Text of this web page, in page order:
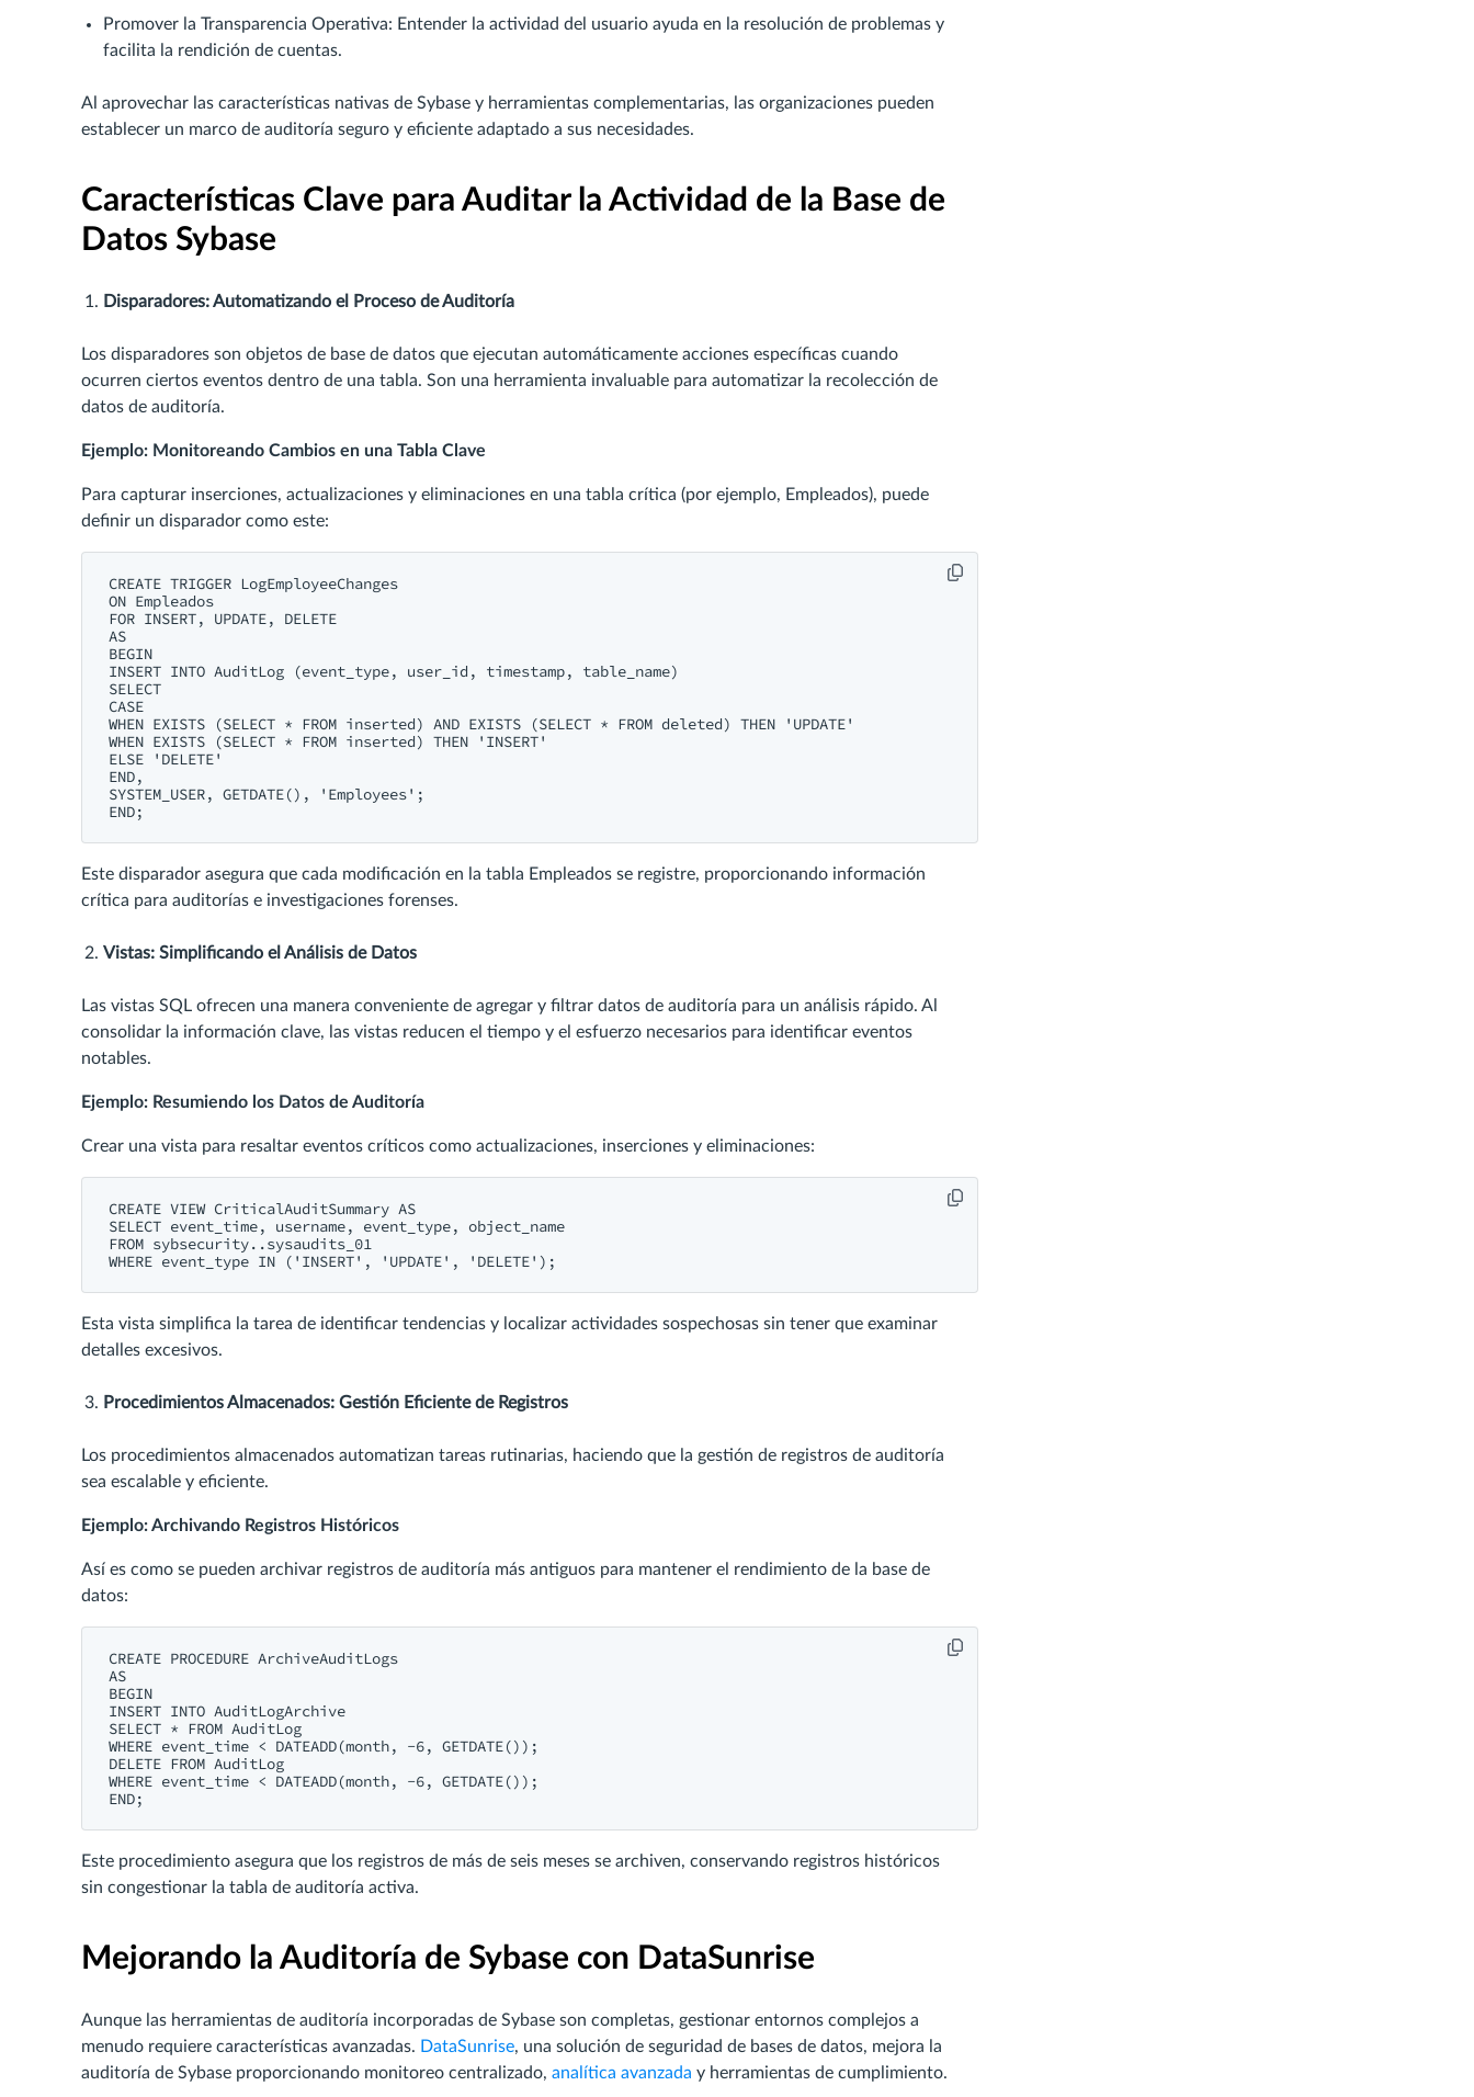
Promover la Transparencia Operativa: Entender la actividad del usuario ayuda en la resolución de problemas y
facilita la rendición de cuentas.
Al aprovechar las características nativas de Sybase y herramientas complementarias, las organizaciones pueden
establecer un marco de auditoría seguro y eficiente adaptado a sus necesidades.
Características Clave para Auditar la Actividad de la Base de
Datos Sybase
Disparadores: Automatizando el Proceso de Auditoría
Los disparadores son objetos de base de datos que ejecutan automáticamente acciones específicas cuando
ocurren ciertos eventos dentro de una tabla. Son una herramienta invaluable para automatizar la recolección de
datos de auditoría.
Ejemplo: Monitoreando Cambios en una Tabla Clave
Para capturar inserciones, actualizaciones y eliminaciones en una tabla crítica (por ejemplo, Empleados), puede
definir un disparador como este:
CREATE TRIGGER LogEmployeeChanges
ON Empleados
FOR INSERT, UPDATE, DELETE
AS
BEGIN
INSERT INTO AuditLog (event_type, user_id, timestamp, table_name)
SELECT
CASE
WHEN EXISTS (SELECT * FROM inserted) AND EXISTS (SELECT * FROM deleted) THEN 'UPDATE'
WHEN EXISTS (SELECT * FROM inserted) THEN 'INSERT'
ELSE 'DELETE'
END,
SYSTEM_USER, GETDATE(), 'Employees';
END;
Este disparador asegura que cada modificación en la tabla Empleados se registre, proporcionando información
crítica para auditorías e investigaciones forenses.
Vistas: Simplificando el Análisis de Datos
Las vistas SQL ofrecen una manera conveniente de agregar y filtrar datos de auditoría para un análisis rápido. Al
consolidar la información clave, las vistas reducen el tiempo y el esfuerzo necesarios para identificar eventos
notables.
Ejemplo: Resumiendo los Datos de Auditoría
Crear una vista para resaltar eventos críticos como actualizaciones, inserciones y eliminaciones:
CREATE VIEW CriticalAuditSummary AS
SELECT event_time, username, event_type, object_name
FROM sybsecurity..sysaudits_01
WHERE event_type IN ('INSERT', 'UPDATE', 'DELETE');
Esta vista simplifica la tarea de identificar tendencias y localizar actividades sospechosas sin tener que examinar
detalles excesivos.
Procedimientos Almacenados: Gestión Eficiente de Registros
Los procedimientos almacenados automatizan tareas rutinarias, haciendo que la gestión de registros de auditoría
sea escalable y eficiente.
Ejemplo: Archivando Registros Históricos
Así es como se pueden archivar registros de auditoría más antiguos para mantener el rendimiento de la base de
datos:
CREATE PROCEDURE ArchiveAuditLogs
AS
BEGIN
INSERT INTO AuditLogArchive
SELECT * FROM AuditLog
WHERE event_time < DATEADD(month, -6, GETDATE());
DELETE FROM AuditLog
WHERE event_time < DATEADD(month, -6, GETDATE());
END;
Este procedimiento asegura que los registros de más de seis meses se archiven, conservando registros históricos
sin congestionar la tabla de auditoría activa.
Mejorando la Auditoría de Sybase con DataSunrise
Aunque las herramientas de auditoría incorporadas de Sybase son completas, gestionar entornos complejos a
menudo requiere características avanzadas. DataSunrise, una solución de seguridad de bases de datos, mejora la
auditoría de Sybase proporcionando monitoreo centralizado, analítica avanzada y herramientas de cumplimiento.